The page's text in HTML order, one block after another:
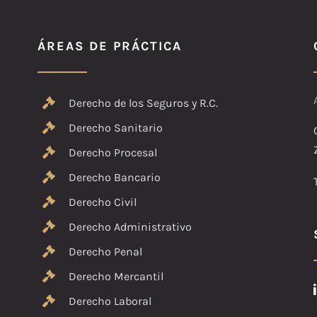
ÁREAS DE PRÁCTICA
Derecho de los Seguros y R.C.
Derecho Sanitario
Derecho Procesal
Derecho Bancario
Derecho Civil
Derecho Administrativo
Derecho Penal
Derecho Mercantil
Derecho Laboral